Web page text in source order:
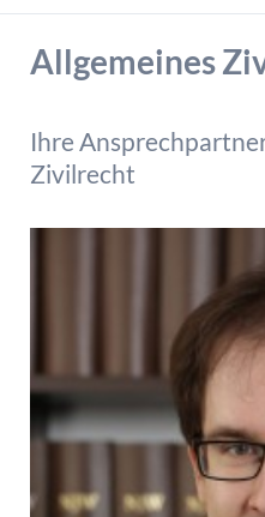
Allgemeines
Ihre
Zivilrecht